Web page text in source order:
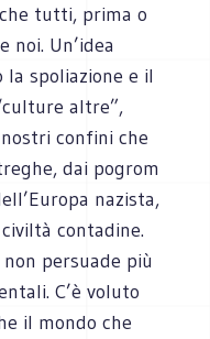
tutti, prima o
noi. Un’idea
spoliazione e il
altre”,
confini che
dai pogrom
nazista,
contadine.
persuade più
C’è voluto
il mondo che